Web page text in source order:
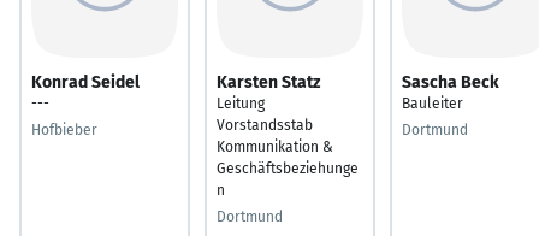
Konrad Seidel
---
Hofbieber
Karsten Statz
Leitung
Vorstandsstab
Kommunikation &
Geschäftsbeziehunge
n
Dortmund
Sascha Beck
Bauleiter
Dortmund